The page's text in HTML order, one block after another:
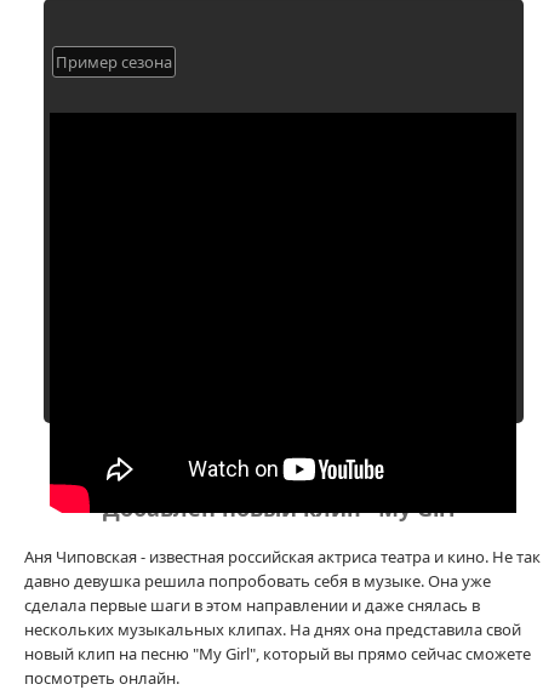
Пример сезона
Добавлен новый клип "My Girl"
Аня Чиповская - известная российская актриса театра и кино. Не так
давно девушка решила попробовать себя в музыке. Она уже
сделала первые шаги в этом направлении и даже снялась в
нескольких музыкальных клипах. На днях она представила свой
новый клип на песню "My Girl", который вы прямо сейчас сможете
посмотреть онлайн.